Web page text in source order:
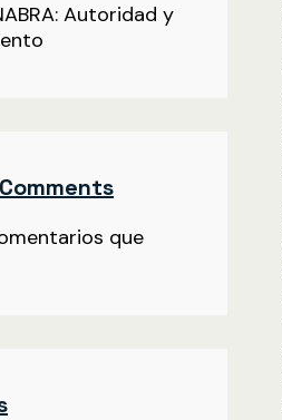
Autoridad y
que